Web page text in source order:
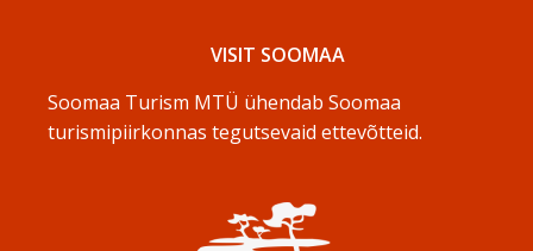
VISIT SOOMAA
Soomaa Turism MTÜ ühendab Soomaa
turismipiirkonnas tegutsevaid ettevõtteid.